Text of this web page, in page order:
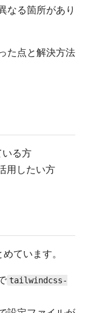
なる箇所があり
た点と解決方法
る方
用したい方
ています。
tailwindcss-